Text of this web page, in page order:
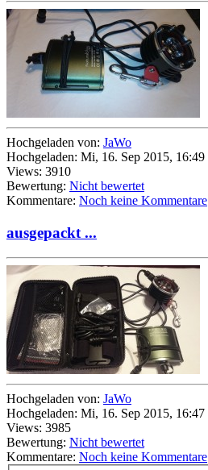
Hochgeladen von: JaWo
Hochgeladen: Mi, 16. Sep 2015, 16:49
Views: 3910
Bewertung: Nicht bewertet
Kommentare: Noch keine Kommentare
ausgepackt ...
Hochgeladen von: JaWo
Hochgeladen: Mi, 16. Sep 2015, 16:47
Views: 3985
Bewertung: Nicht bewertet
Kommentare: Noch keine Kommentare